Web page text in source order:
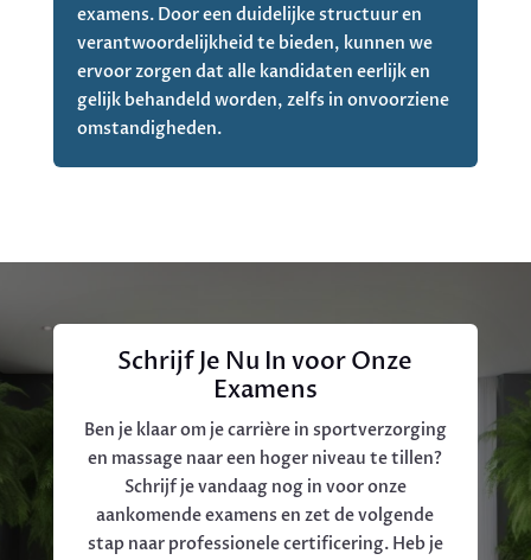
examens. Door een duidelijke structuur en
verantwoordelijkheid te bieden, kunnen we
ervoor zorgen dat alle kandidaten eerlijk en
gelijk behandeld worden, zelfs in onvoorziene
omstandigheden.
Schrijf Je Nu In voor Onze
Examens
Ben je klaar om je carrière in sportverzorging
en massage naar een hoger niveau te tillen?
Schrijf je vandaag nog in voor onze
aankomende examens en zet de volgende
stap naar professionele certificering. Heb je